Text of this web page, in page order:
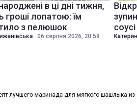
в ці дні тижня,
гроші лопатою: їм
з пелюшок
· 06 серпня 2026, 20:59
лучшего маринада для мягкого шашлыка